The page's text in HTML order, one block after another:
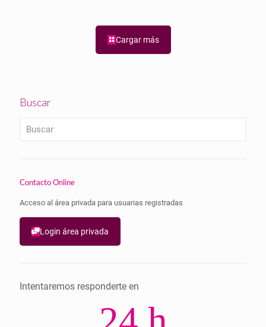
Cargar más
Buscar
Contacto Online
Acceso al área privada para usuarias registradas
Login área privada
Intentaremos responderte en